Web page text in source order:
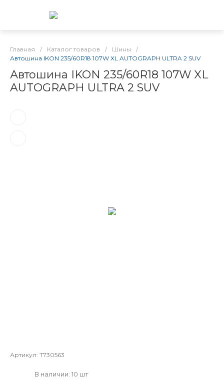
Главная / Каталог товаров / Шины
/
Автошина IKON 235/60R18 107W XL AUTOGRAPH ULTRA 2 SUV
Автошина IKON 235/60R18 107W XL
AUTOGRAPH ULTRA 2 SUV
Артикул: T730563
В наличии: 10 шт